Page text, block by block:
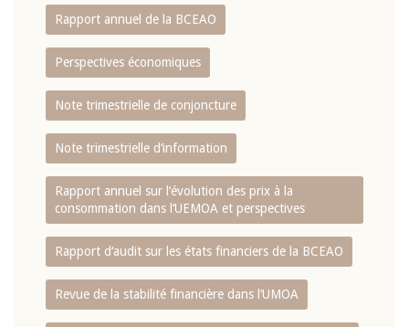
Rapport annuel de la BCEAO
Perspectives économiques
Note trimestrielle de conjoncture
Note trimestrielle d‘information
Rapport annuel sur l‘évolution des prix à la
consommation dans l‘UEMOA et perspectives
Rapport d‘audit sur les états financiers de la BCEAO
Revue de la stabilité financière dans l‘UMOA